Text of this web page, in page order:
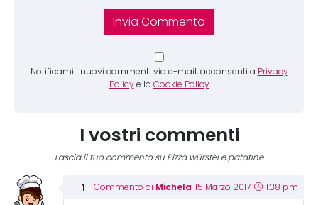
Notificami i nuovi commenti via e-mail, acconsenti a Privacy
Policy e la Cookie Policy
I vostri commenti
Lascia il tuo commento su Pizza würstel e patatine
Commento di Michela 15 Marzo 2017 1:38 pm